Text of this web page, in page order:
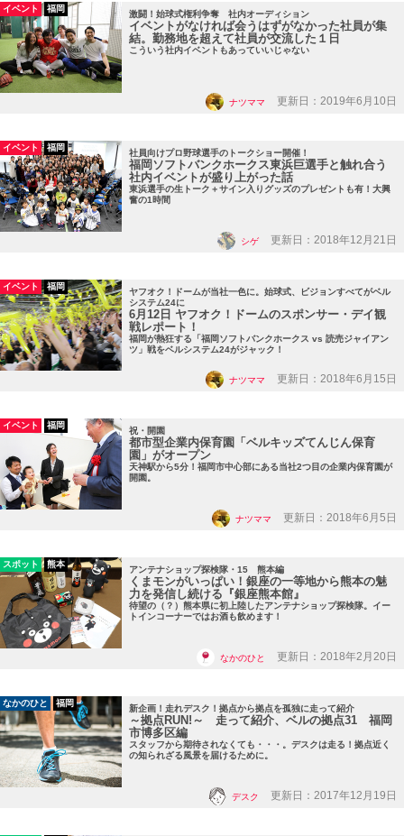
イベント 福岡
激闘！始球式権利争奪 社内オーディション
イベントがなければ会うはずがなかった社員が集
結。勤務地を超えて社員が交流した１日
こういう社内イベントもあっていいじゃない
ナツママ 更新日：2019年6月10日
イベント 福岡
社員向けプロ野球選手のトークショー開催！
福岡ソフトバンクホークス東浜巨選手と触れ合う
社内イベントが盛り上がった話
東浜選手の生トーク＋サイン入りグッズのプレゼントも有！大興
奮の1時間
シゲ 更新日：2018年12月21日
イベント 福岡
ヤフオク！ドームが当社一色に。始球式、ビジョンすべてがベル
システム24に
6月12日 ヤフオク！ドームのスポンサー・デイ観
戦レポート！
福岡が熱狂する「福岡ソフトバンクホークス vs 読売ジャイアン
ツ」戦をベルシステム24がジャック！
ナツママ 更新日：2018年6月15日
イベント 福岡
祝・開園
都市型企業内保育園「ベルキッズてんじん保育
園」がオープン
天神駅から5分！福岡市中心部にある当社2つ目の企業内保育園が
開園。
ナツママ 更新日：2018年6月5日
スポット 熊本
アンテナショップ探検隊・15 熊本編
くまモンがいっぱい！銀座の一等地から熊本の魅
力を発信し続ける『銀座熊本館』
待望の（？）熊本県に初上陸したアンテナショップ探検隊。イー
トインコーナーではお酒も飲めます！
なかのひと 更新日：2018年2月20日
なかのひと 福岡
新企画！走れデスク！拠点から拠点を孤独に走って紹介
～拠点RUN!～ 走って紹介、ベルの拠点31 福岡
市博多区編
スタッフから期待されなくても・・・。デスクは走る！拠点近く
の知られざる風景を届けるために。
デスク 更新日：2017年12月19日